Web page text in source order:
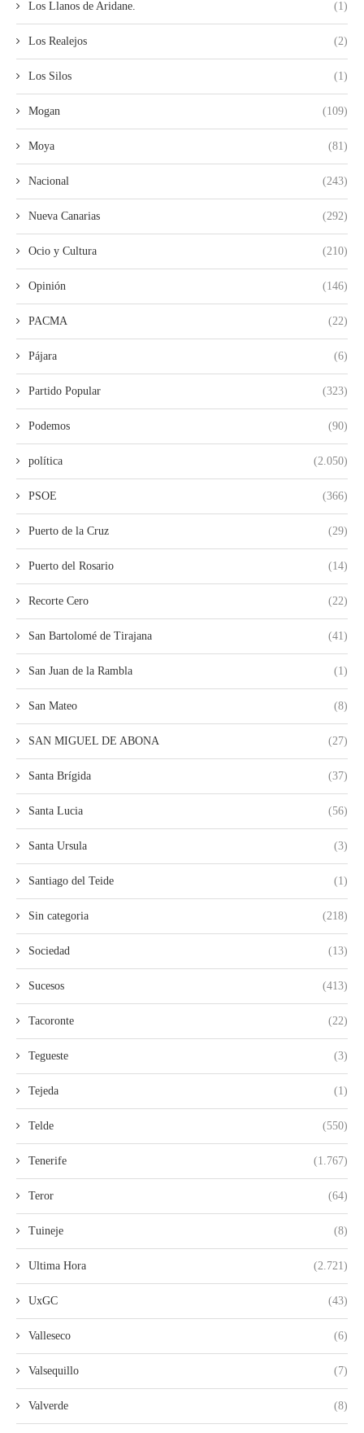
Los Llanos de Aridane. (1)
Los Realejos (2)
Los Silos (1)
Mogan (109)
Moya (81)
Nacional (243)
Nueva Canarias (292)
Ocio y Cultura (210)
Opinión (146)
PACMA (22)
Pájara (6)
Partido Popular (323)
Podemos (90)
política (2.050)
PSOE (366)
Puerto de la Cruz (29)
Puerto del Rosario (14)
Recorte Cero (22)
San Bartolomé de Tirajana (41)
San Juan de la Rambla (1)
San Mateo (8)
SAN MIGUEL DE ABONA (27)
Santa Brígida (37)
Santa Lucia (56)
Santa Ursula (3)
Santiago del Teide (1)
Sin categoria (218)
Sociedad (13)
Sucesos (413)
Tacoronte (22)
Tegueste (3)
Tejeda (1)
Telde (550)
Tenerife (1.767)
Teror (64)
Tuineje (8)
Ultima Hora (2.721)
UxGC (43)
Valleseco (6)
Valsequillo (7)
Valverde (8)